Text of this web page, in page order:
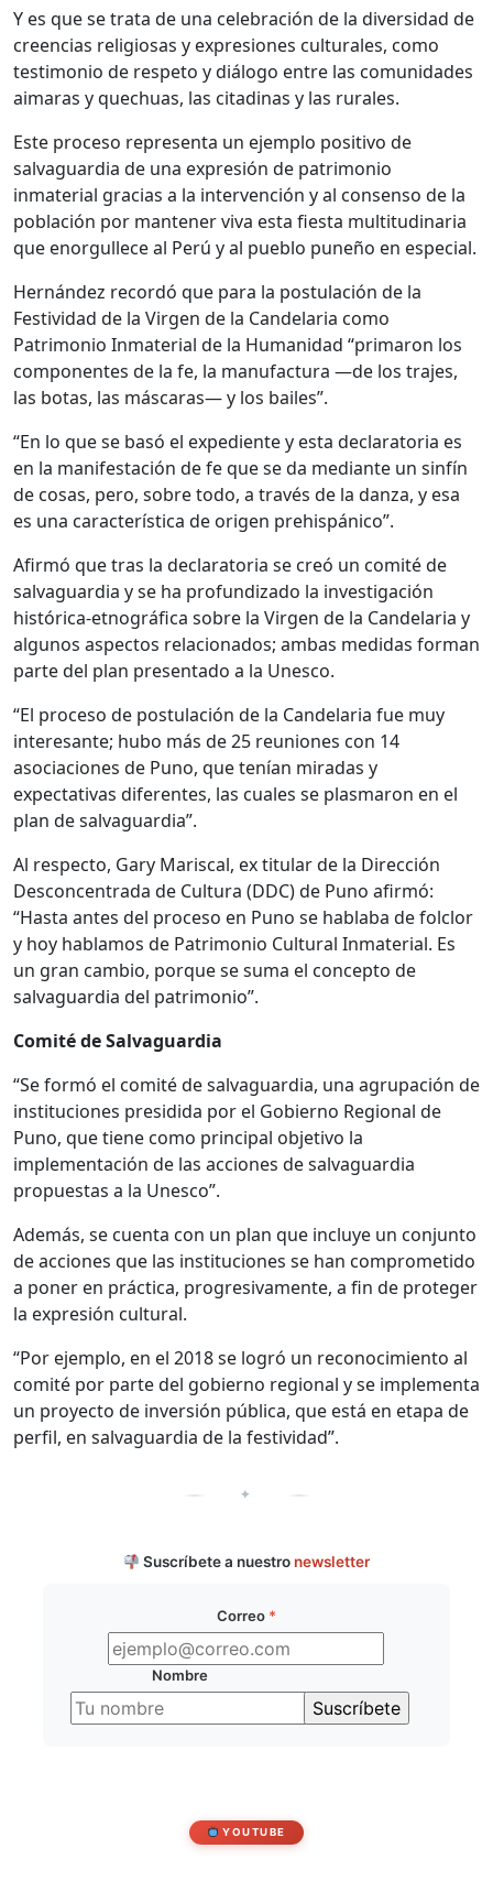
Y es que se trata de una celebración de la diversidad de
creencias religiosas y expresiones culturales, como
testimonio de respeto y diálogo entre las comunidades
aimaras y quechuas, las citadinas y las rurales.
Este proceso representa un ejemplo positivo de
salvaguardia de una expresión de patrimonio
inmaterial gracias a la intervención y al consenso de la
población por mantener viva esta fiesta multitudinaria
que enorgullece al Perú y al pueblo puneño en especial.
Hernández recordó que para la postulación de la
Festividad de la Virgen de la Candelaria como
Patrimonio Inmaterial de la Humanidad “primaron los
componentes de la fe, la manufactura —de los trajes,
las botas, las máscaras— y los bailes”.
“En lo que se basó el expediente y esta declaratoria es
en la manifestación de fe que se da mediante un sinfín
de cosas, pero, sobre todo, a través de la danza, y esa
es una característica de origen prehispánico”.
Afirmó que tras la declaratoria se creó un comité de
salvaguardia y se ha profundizado la investigación
histórica-etnográfica sobre la Virgen de la Candelaria y
algunos aspectos relacionados; ambas medidas forman
parte del plan presentado a la Unesco.
“El proceso de postulación de la Candelaria fue muy
interesante; hubo más de 25 reuniones con 14
asociaciones de Puno, que tenían miradas y
expectativas diferentes, las cuales se plasmaron en el
plan de salvaguardia”.
Al respecto, Gary Mariscal, ex titular de la Dirección
Desconcentrada de Cultura (DDC) de Puno afirmó:
“Hasta antes del proceso en Puno se hablaba de folclor
y hoy hablamos de Patrimonio Cultural Inmaterial. Es
un gran cambio, porque se suma el concepto de
salvaguardia del patrimonio”.
Comité de Salvaguardia
“Se formó el comité de salvaguardia, una agrupación de
instituciones presidida por el Gobierno Regional de
Puno, que tiene como principal objetivo la
implementación de las acciones de salvaguardia
propuestas a la Unesco”.
Además, se cuenta con un plan que incluye un conjunto
de acciones que las instituciones se han comprometido
a poner en práctica, progresivamente, a fin de proteger
la expresión cultural.
“Por ejemplo, en el 2018 se logró un reconocimiento al
comité por parte del gobierno regional y se implementa
un proyecto de inversión pública, que está en etapa de
perfil, en salvaguardia de la festividad”.
✦
Suscríbete a nuestro newsletter
Correo *
Nombre
YOUTUBE